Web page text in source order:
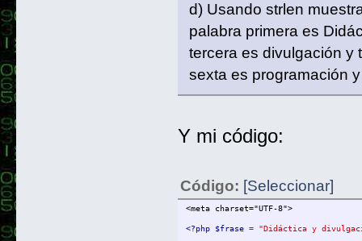
d) Usando strlen
palabra primera es
tercera es divulgación y
sexta es programación
Y mi código:
Código: [Seleccionar]
<meta charset="UTF-8">
<?php $frase = "Didáctica y